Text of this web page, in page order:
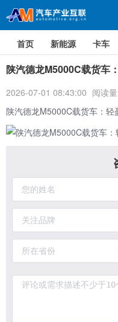
首页 新能源 卡车
陕汽德龙M5000C载货车
2026-07-01 08:43:00 阅读
陕汽德龙M5000C载货车 ：